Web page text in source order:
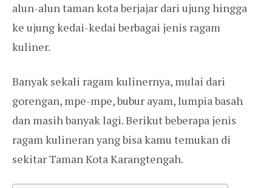
alun-alun taman kota berjajar dari ujung hingga
ke ujung kedai-kedai berbagai jenis ragam
kuliner.
Banyak sekali ragam kulinernya, mulai dari
gorengan, mpe-mpe, bubur ayam, lumpia basah
dan masih banyak lagi. Berikut beberapa jenis
ragam kulineran yang bisa kamu temukan di
sekitar Taman Kota Karangtengah.